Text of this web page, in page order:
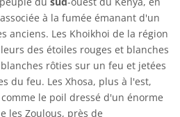
à la fumée émanant d'un
anciens. Les Khoikhoi de la région
des étoiles rouges et blanches
rôties sur un feu et jetées
du feu. Les Xhosa, plus à l'est,
le poil dressé d'un énorme
les Zoulous, près de